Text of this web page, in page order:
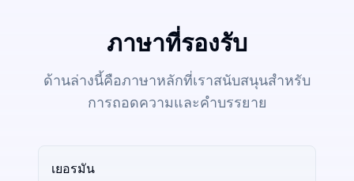
ภาษาที่รองรับ
ด้านล่างนี้คือภาษาหลักที่เราสนับสนุนสำหรับ
การถอดความและคำบรรยาย
เยอรมัน